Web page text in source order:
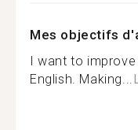
Mes objectifs
I want to
English. Making...